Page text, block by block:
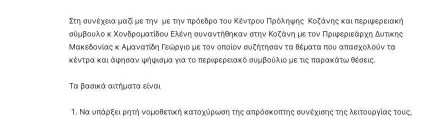
Στη συνέχεια μαζί με την με την πρόεδρο του Κέντρου Πρόληψης Κοζάνης και περιφερειακή
σύμβουλο κ Χονδροματίδου Ελένη συναντήθηκαν στην Κοζάνη με τον Πριφεριεάρχη Δυτικης
Μακεδονίας κ Αμανατίδη Γεώργιο με τον οποίον συζήτησαν τα θέματα που απασχολούν τα
κέντρα και άφησαν ψήφισμα για το περιφερειακό συμβούλιο με τις παρακάτω θέσεις.
Τα βασικά αιτήματα είναι
Να υπάρξει ρητή νομοθετική κατοχύρωση της απρόσκοπτης συνέχισης της λειτουργίας τους,